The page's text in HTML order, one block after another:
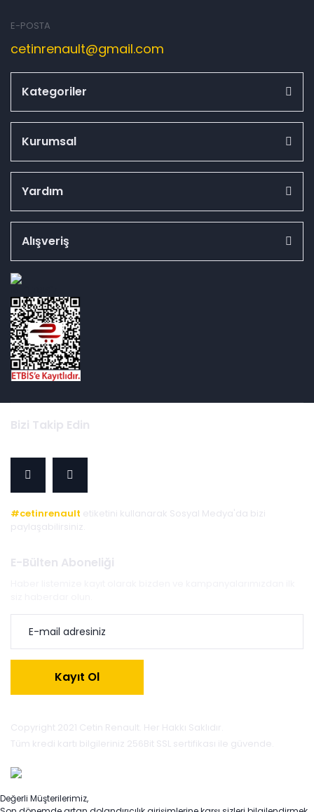
E-POSTA
cetinrenault@gmail.com
Kategoriler
Kurumsal
Yardım
Alışveriş
Bizi Takip Edin
#cetinrenault etiketini kullanarak Sosyal Medya'da bizi
paylaşabilirsiniz.
E-Bülten Aboneliği
Kayıt Ol
Copyright 2021 Cetin Renault. Her Hakkı Saklıdır.
Tüm kredi kartı bilgileriniz 256Bit SSL sertifikası ile güvende.
Değerli Müşterilerimiz,